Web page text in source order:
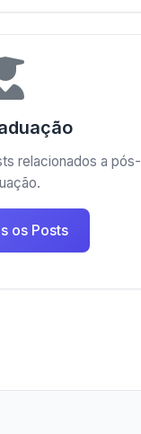
relacionados a pós-
os Posts